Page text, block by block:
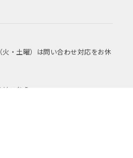
・土曜）は問い合わせ対応をお休
こちら